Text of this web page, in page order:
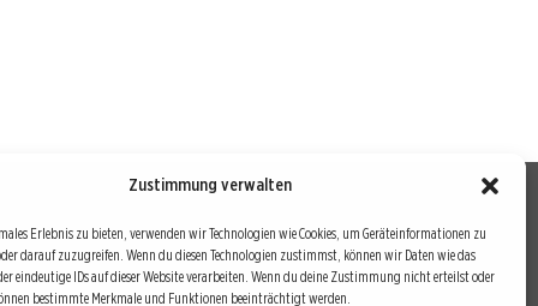
Zustimmung verwalten
Erlebnis zu bieten, verwenden wir Technologien wie Cookies, um Geräteinformationen zu
darauf zuzugreifen. Wenn du diesen Technologien zustimmst, können wir Daten wie das
eindeutige IDs auf dieser Website verarbeiten. Wenn du deine Zustimmung nicht erteilst oder
bestimmte Merkmale und Funktionen beeinträchtigt werden.
Bausteine sind auch die redaktionelle Leitlinie von